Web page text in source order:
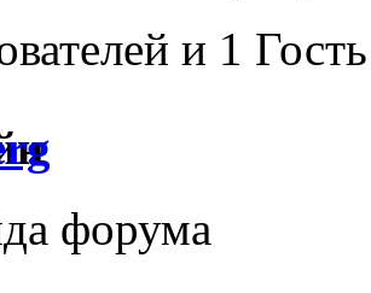
и 1
форума